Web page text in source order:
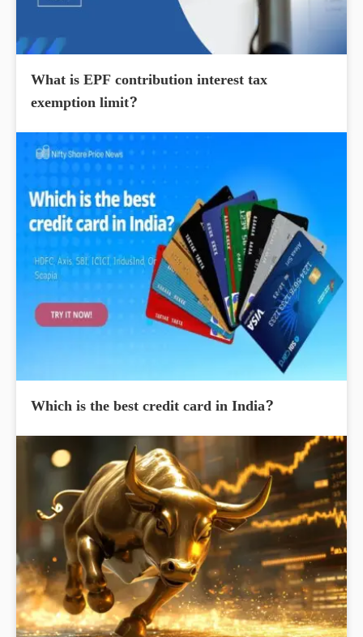
What is EPF contribution interest tax
exemption limit?
Which is the best credit card in India?